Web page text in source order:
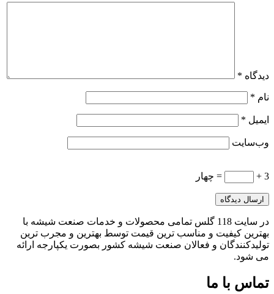
دیدگاه *
نام *
ایمیل *
وب‌سایت
3 + = چهار
در سایت 118 گلس تمامی محصولات و خدمات صنعت شیشه با
بهترین کیفیت و مناسب ترین قیمت توسط بهترین و مجرب ترین
تولیدکنندگان و فعالان صنعت شیشه کشور بصورت یکپارجه ارائه
می شود.
تماس با ما